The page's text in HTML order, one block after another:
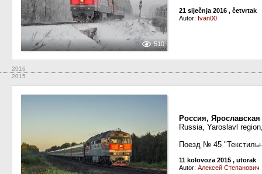
510
21 siječnja 2016 , četvrtak
Autor: Ivan00
2016
2015
Россия,
Russia, Yaroslavl
Поезд № 45
11 kolovoza 2015 , utorak
Autor: Алексей Степанович